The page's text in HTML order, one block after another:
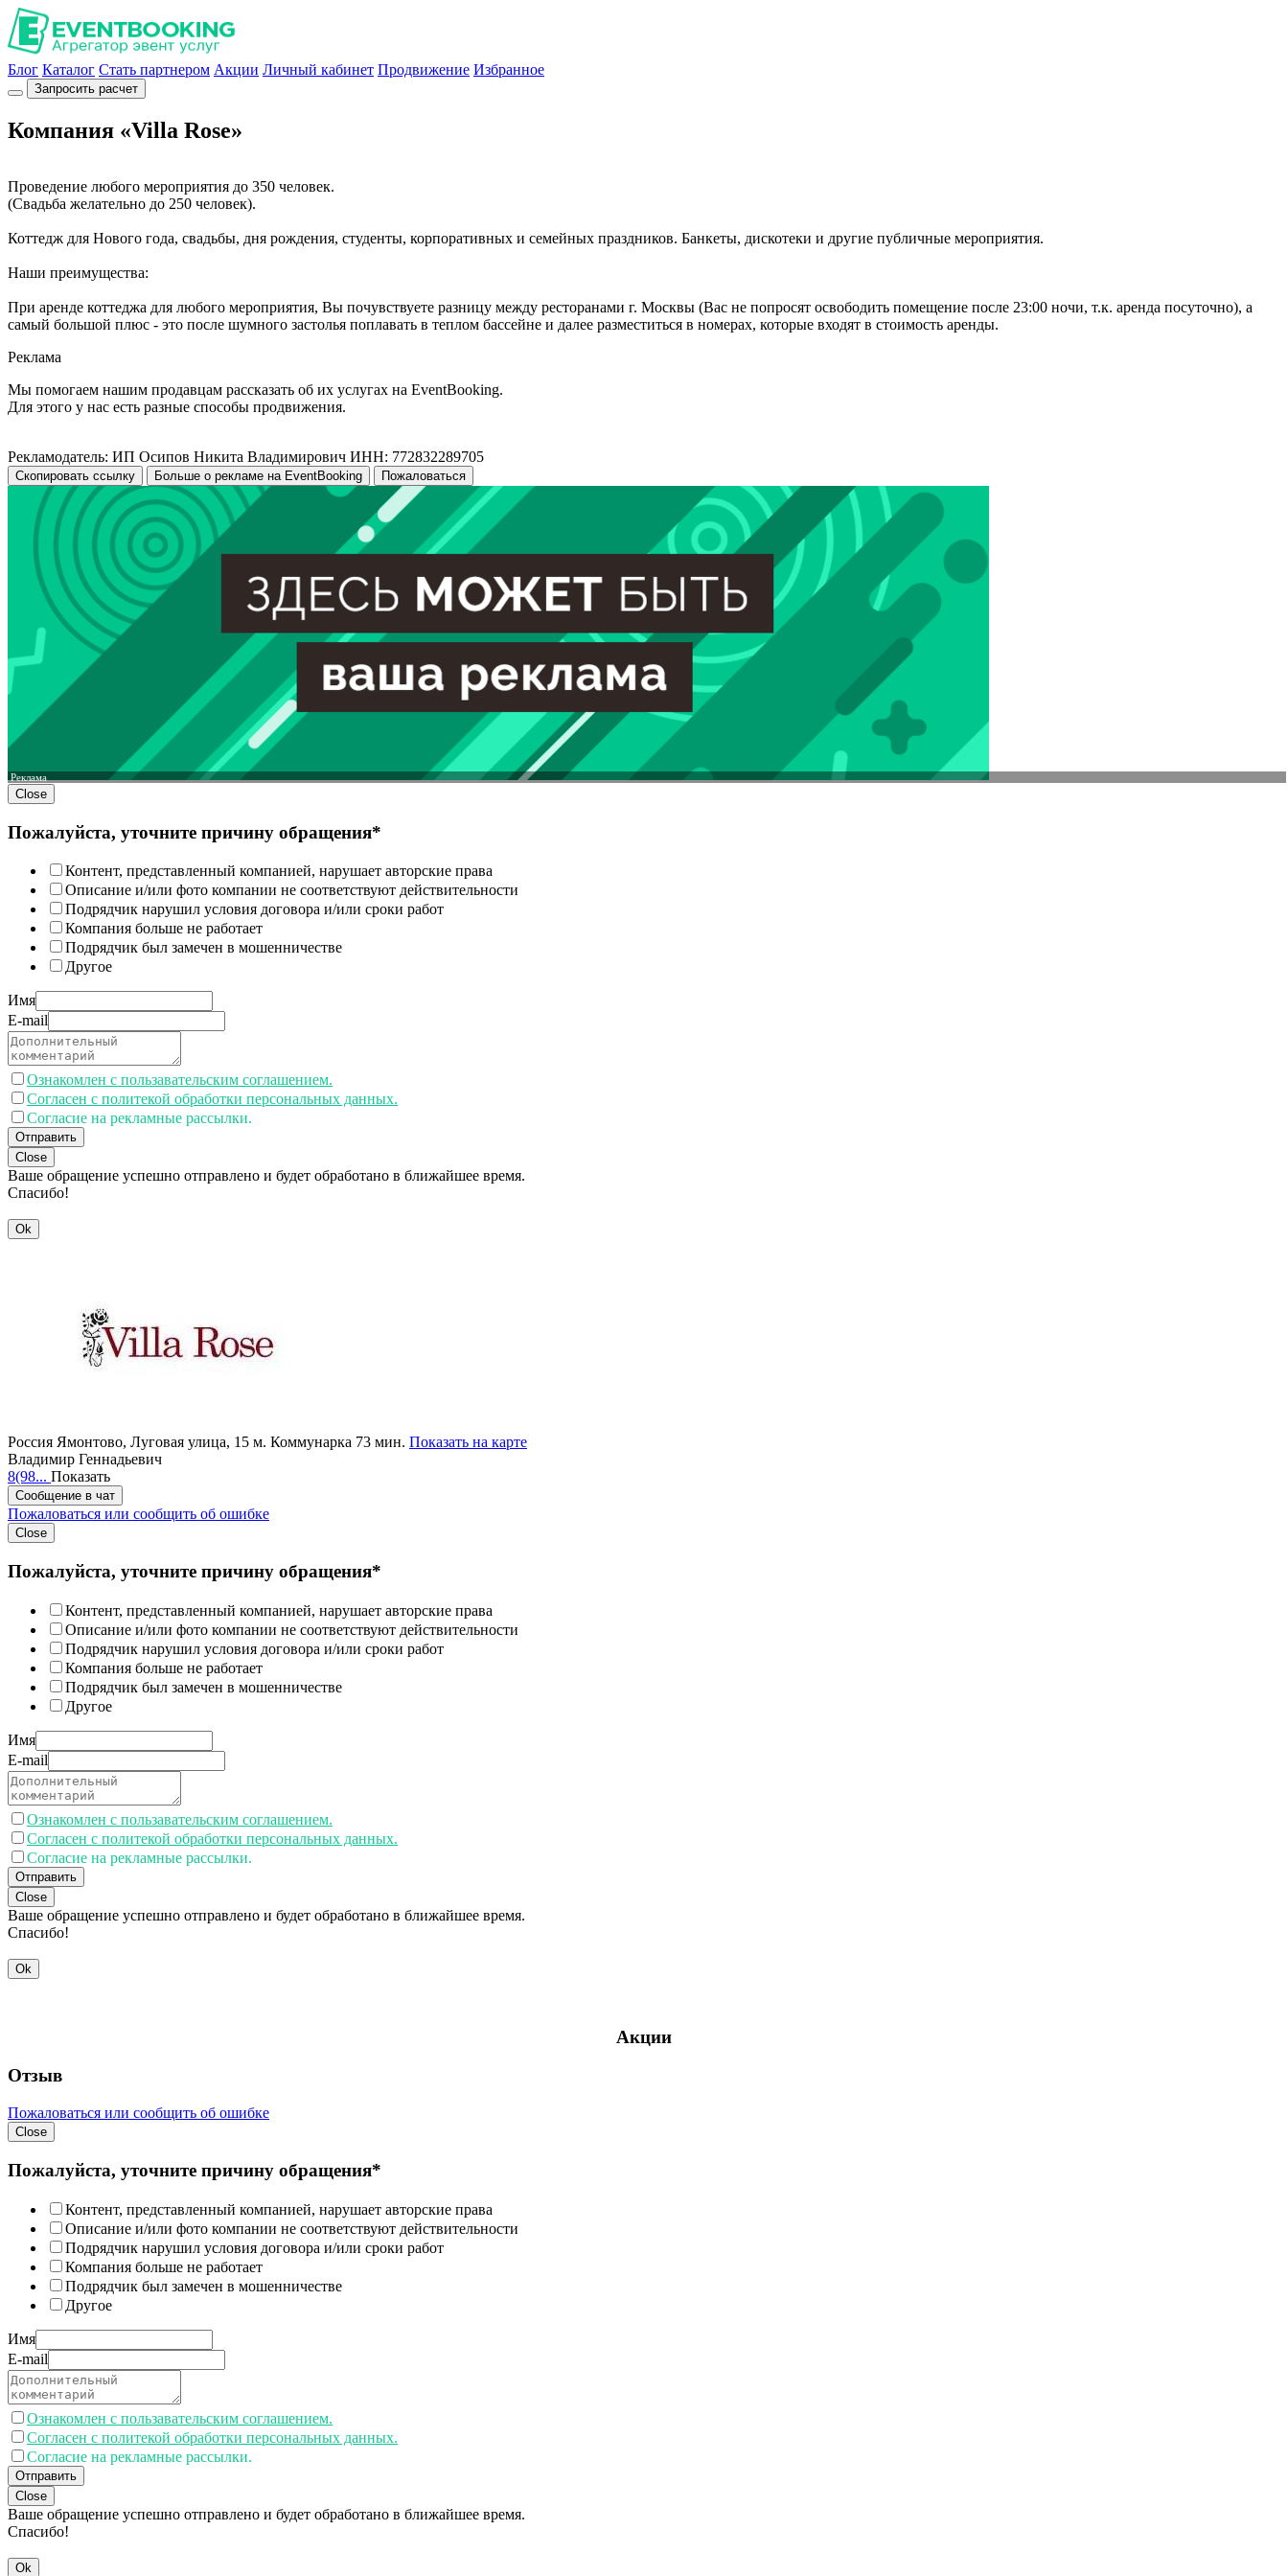
Блог Каталог Стать партнером Акции Личный кабинет Продвижение Избранное
Запросить расчет
Компания «Villa Rose»
Проведение любого мероприятия до 350 человек.
(Свадьба желательно до 250 человек).
Коттедж для Нового года, свадьбы, дня рождения, студенты, корпоративных и семейных праздников. Банкеты, дискотеки и другие публичные мероприятия.
Наши преимущества:
При аренде коттеджа для любого мероприятия, Вы почувствуете разницу между ресторанами г. Москвы (Вас не попросят освободить помещение после 23:00 ночи, т.к. аренда посуточно), а
самый большой плюс - это после шумного застолья поплавать в теплом бассейне и далее разместиться в номерах, которые входят в стоимость аренды.
Реклама
Мы помогаем нашим продавцам рассказать об их услугах на EventBooking.
Для этого у нас есть разные способы продвижения.
Рекламодатель: ИП Осипов Никита Владимирович ИНН: 772832289705
Скопировать ссылку Больше о рекламе на EventBooking Пожаловаться
Реклама
Close
Пожалуйста, уточните причину обращения*
Контент, представленный компанией, нарушает авторские права
Описание и/или фото компании не соответствуют действительности
Подрядчик нарушил условия договора и/или сроки работ
Компания больше не работает
Подрядчик был замечен в мошенничестве
Другое
Имя
E-mail
Ознакомлен с пользавательским соглашением.
Согласен с политекой обработки персональных данных.
Согласие на рекламные рассылки.
Отправить
Close
Ваше обращение успешно отправлено и будет обработано в ближайшее время.
Спасибо!
Ok
Россия Ямонтово, Луговая улица, 15 м. Коммунарка 73 мин. Показать на карте
Владимир Геннадьевич
8(98... Показать
Сообщение в чат
Пожаловаться или сообщить об ошибке
Close
Пожалуйста, уточните причину обращения*
Контент, представленный компанией, нарушает авторские права
Описание и/или фото компании не соответствуют действительности
Подрядчик нарушил условия договора и/или сроки работ
Компания больше не работает
Подрядчик был замечен в мошенничестве
Другое
Имя
E-mail
Ознакомлен с пользавательским соглашением.
Согласен с политекой обработки персональных данных.
Согласие на рекламные рассылки.
Отправить
Close
Ваше обращение успешно отправлено и будет обработано в ближайшее время.
Спасибо!
Ok
Акции
Отзыв
Пожаловаться или сообщить об ошибке
Close
Пожалуйста, уточните причину обращения*
Контент, представленный компанией, нарушает авторские права
Описание и/или фото компании не соответствуют действительности
Подрядчик нарушил условия договора и/или сроки работ
Компания больше не работает
Подрядчик был замечен в мошенничестве
Другое
Имя
E-mail
Ознакомлен с пользавательским соглашением.
Согласен с политекой обработки персональных данных.
Согласие на рекламные рассылки.
Отправить
Close
Ваше обращение успешно отправлено и будет обработано в ближайшее время.
Спасибо!
Ok